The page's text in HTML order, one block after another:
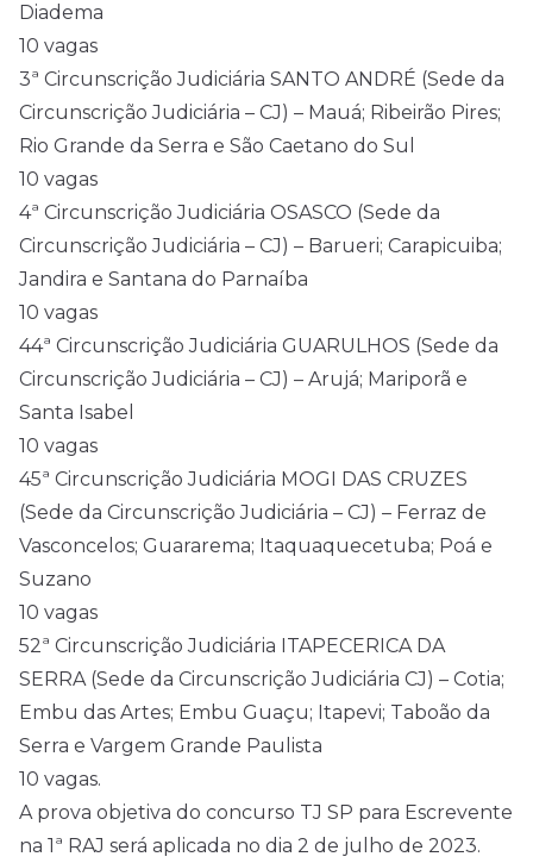
Diadema
10 vagas
3ª Circunscrição Judiciária SANTO ANDRÉ (Sede da
Circunscrição Judiciária – CJ) – Mauá; Ribeirão Pires;
Rio Grande da Serra e São Caetano do Sul
10 vagas
4ª Circunscrição Judiciária OSASCO (Sede da
Circunscrição Judiciária – CJ) – Barueri; Carapicuiba;
Jandira e Santana do Parnaíba
10 vagas
44ª Circunscrição Judiciária GUARULHOS (Sede da
Circunscrição Judiciária – CJ) – Arujá; Mariporã e
Santa Isabel
10 vagas
45ª Circunscrição Judiciária MOGI DAS CRUZES
(Sede da Circunscrição Judiciária – CJ) – Ferraz de
Vasconcelos; Guararema; Itaquaquecetuba; Poá e
Suzano
10 vagas
52ª Circunscrição Judiciária ITAPECERICA DA
SERRA (Sede da Circunscrição Judiciária CJ) – Cotia;
Embu das Artes; Embu Guaçu; Itapevi; Taboão da
Serra e Vargem Grande Paulista
10 vagas.
A prova objetiva do concurso TJ SP para Escrevente
na 1ª RAJ será aplicada no dia 2 de julho de 2023.